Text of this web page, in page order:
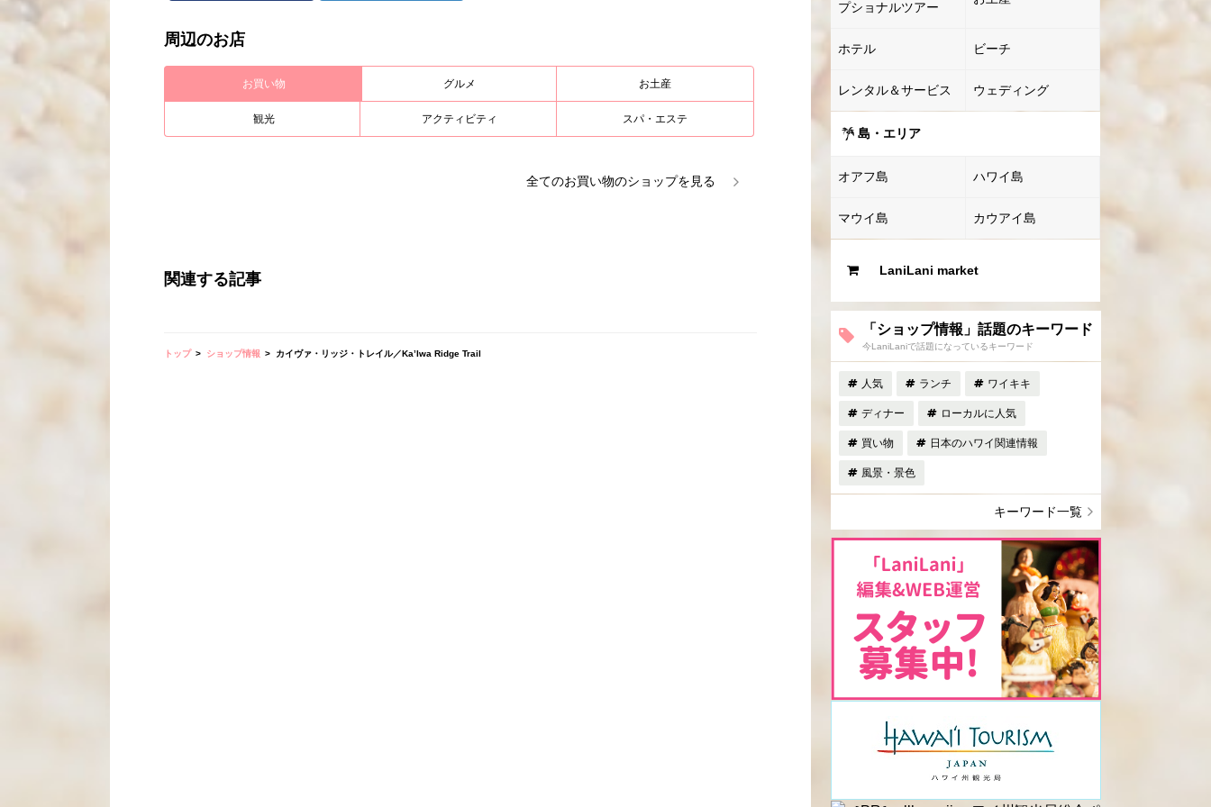
周辺のお店
お買い物 グルメ お土産
観光 アクティビティ スパ・エステ
全てのお買い物のショップを見る
関連する記事
トップ ショップ情報 カイヴァ・リッジ・トレイル／Ka’Iwa Ridge Trail
プショナルツアー
ホテル ビーチ
レンタル＆サービス ウェディング
島・エリア
オアフ島 ハワイ島
マウイ島 カウアイ島
LaniLani market
「ショップ情報」話題のキーワード
今LaniLaniで話題になっているキーワード
人気 ランチ ワイキキ
ディナー ローカルに人気
買い物 日本のハワイ関連情報
風景・景色
キーワード一覧